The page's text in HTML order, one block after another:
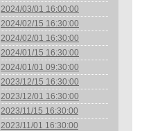
2024/03/01 16:00:00
2024/02/15 16:30:00
2024/02/01 16:30:00
2024/01/15 16:30:00
2024/01/01 09:30:00
2023/12/15 16:30:00
2023/12/01 16:30:00
2023/11/15 16:30:00
2023/11/01 16:30:00